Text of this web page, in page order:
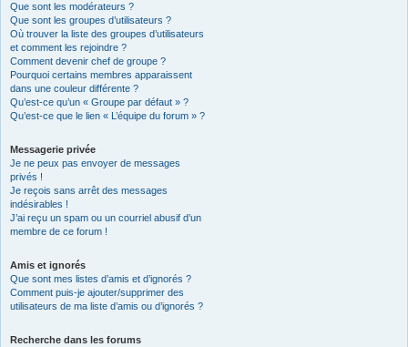
Que sont les modérateurs ?
Que sont les groupes d’utilisateurs ?
Où trouver la liste des groupes d’utilisateurs
et comment les rejoindre ?
Comment devenir chef de groupe ?
Pourquoi certains membres apparaissent
dans une couleur différente ?
Qu’est-ce qu’un « Groupe par défaut » ?
Qu’est-ce que le lien « L’équipe du forum » ?
Messagerie privée
Je ne peux pas envoyer de messages
privés !
Je reçois sans arrêt des messages
indésirables !
J’ai reçu un spam ou un courriel abusif d’un
membre de ce forum !
Amis et ignorés
Que sont mes listes d’amis et d’ignorés ?
Comment puis-je ajouter/supprimer des
utilisateurs de ma liste d’amis ou d’ignorés ?
Recherche dans les forums